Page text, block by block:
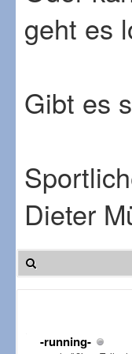
geht es
Gibt es
Dieter
-running-